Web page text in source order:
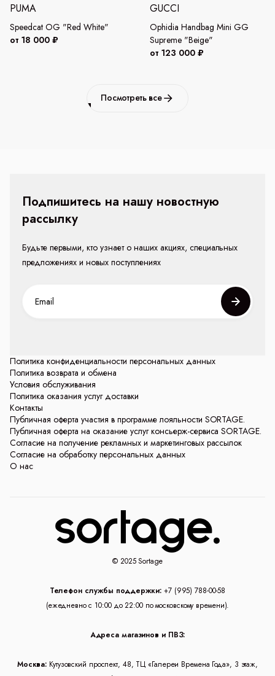
PUMA
Speedcat OG "Red White"
от 18 000 ₽
GUCCI
Ophidia Handbag Mini GG
Supreme "Beige"
от 123 000 ₽
Посмотреть все
Политика конфиденциальности персональных данных
Политика возврата и обмена
Условия обслуживания
Политика оказания услуг доставки
Контакты
Публичная оферта участия в программе лояльности SORTAGE.
Публичная оферта на оказание услуг консьерж-сервиса SORTAGE.
Согласие на получение рекламных и маркетинговых рассылок
Согласие на обработку персональных данных
О нас
Подпишитесь на нашу новостную
рассылку
Будьте первыми, кто узнает о наших акциях, специальных
предложениях и новых поступлениях
© 2025 Sortage
Телефон службы поддержки: +7 (995) 788-00-58
(ежедневно с 10:00 до 22:00 по московскому времени).
Адреса магазинов и ПВЗ:
Москва: Кутузовский проспект, 48, ТЦ «Галереи Времена Года», 3 этаж,